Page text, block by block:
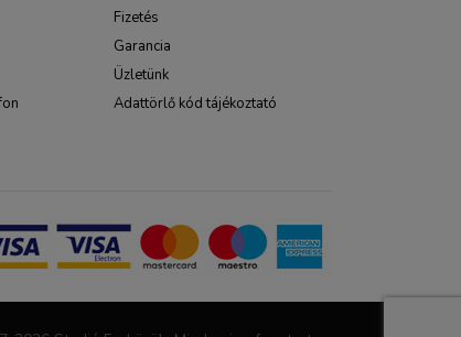
Fizetés
Garancia
Üzletünk
Adattörlő kód tájékoztató